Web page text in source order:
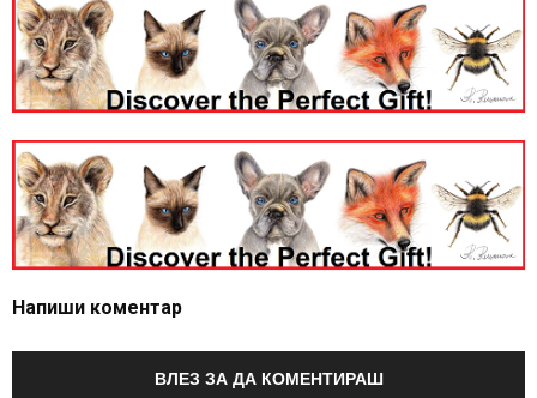
Напиши коментар
ВЛЕЗ ЗА ДА КОМЕНТИРАШ